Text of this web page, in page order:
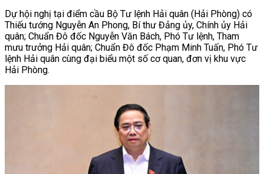
Dự hội nghị tại điểm cầu Bộ Tư lệnh Hải quân (Hải Phòng) có
Thiếu tướng Nguyễn An Phong, Bí thư Đảng ủy, Chính ủy Hải
quân; Chuẩn Đô đốc Nguyễn Văn Bách, Phó Tư lệnh, Tham
mưu trưởng Hải quân; Chuẩn Đô đốc Phạm Minh Tuấn, Phó Tư
lệnh Hải quân cùng đại biểu một số cơ quan, đơn vị khu vực
Hải Phòng.